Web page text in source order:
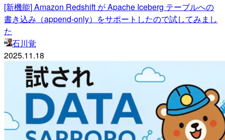
[新機能] Amazon Redshift が Apache Iceberg テーブルへの
書き込み（append-only）をサポートしたので試してみまし
た
石川覚
2025.11.18